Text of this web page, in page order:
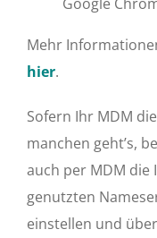
Mehr
hier.
Sofern Ihr MDM
manchen geht’s,
auch per MDM die
genutzten
einstellen und